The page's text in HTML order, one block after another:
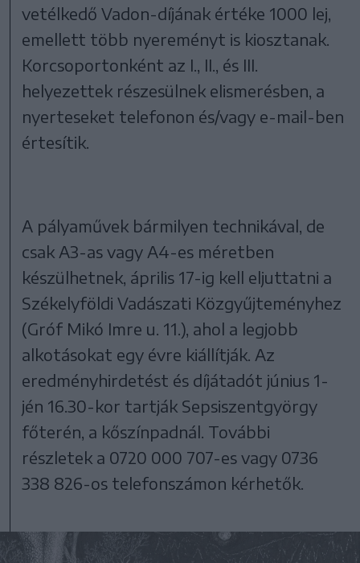
vetélkedő Vadon-díjának értéke 1000 lej,
emellett több nyereményt is kiosztanak.
Korcsoportonként az I., II., és III.
helyezettek részesülnek elismerésben, a
nyerteseket telefonon és/vagy e-mail-ben
értesítik.
A pályaművek bármilyen technikával, de
csak A3-as vagy A4-es méretben
készülhetnek, április 17-ig kell eljuttatni a
Székelyföldi Vadászati Közgyűjteményhez
(Gróf Mikó Imre u. 11.), ahol a legjobb
alkotásokat egy évre kiállítják. Az
eredményhirdetést és díjátadót június 1-
jén 16.30-kor tartják Sepsiszentgyörgy
főterén, a kőszínpadnál. További
részletek a 0720 000 707-es vagy 0736
338 826-os telefonszámon kérhetők.